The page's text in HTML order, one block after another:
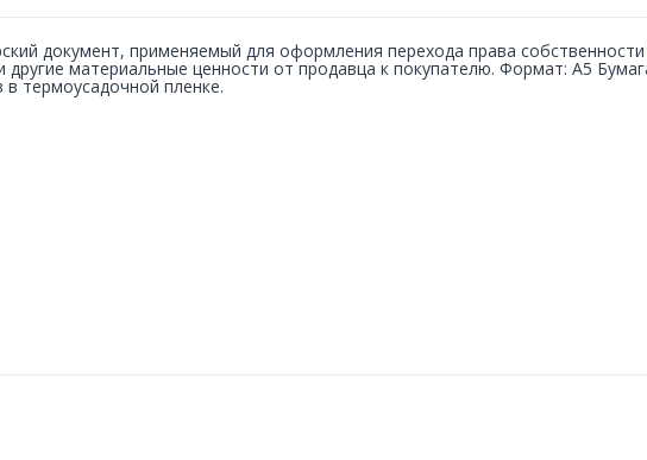
документ, применяемый для оформления перехода права
другие материальные ценности от продавца к покупателю. Формат: А5
термоусадочной пленке.